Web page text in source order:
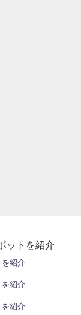
ットを紹介
を紹介
を紹介
を紹介